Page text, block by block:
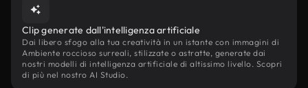
Clip generate dall'intelligenza artificiale
Dai libero sfogo alla tua creatività in un istante con immagini di
Ambiente roccioso surreali, stilizzate o astratte, generate dai
nostri modelli di intelligenza artificiale di altissimo livello. Scopri
di più nel nostro AI Studio.